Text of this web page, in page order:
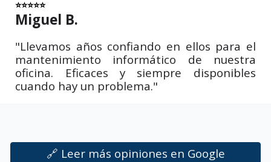
⭐⭐⭐⭐⭐
Miguel B.
"Llevamos años confiando en ellos para el
mantenimiento informático de nuestra
oficina. Eficaces y siempre disponibles
cuando hay un problema."
🔗 Leer más opiniones en Google